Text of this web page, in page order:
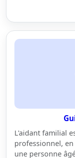
L'aidant familial
professionnel,
une personne